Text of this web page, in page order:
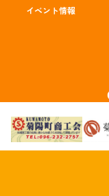
イベント情報